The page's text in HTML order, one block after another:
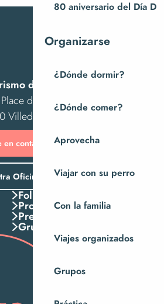
80 aniversario del Día D
Organizarse
¿Dónde dormir?
¿Dónde comer?
Aprovecha
Viajar con su perro
Con la familia
Viajes organizados
Grupos
de Villedieu Intercom
des Costils
Villedieu-les-Poêles
en contacto con nosotros
Oficina de Turismo
Folletos
Pros
Press
Grupos